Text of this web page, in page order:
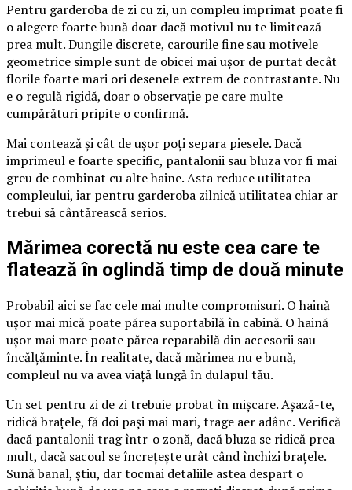
Pentru garderoba de zi cu zi, un compleu imprimat poate fi
o alegere foarte bună doar dacă motivul nu te limitează
prea mult. Dungile discrete, carourile fine sau motivele
geometrice simple sunt de obicei mai ușor de purtat decât
florile foarte mari ori desenele extrem de contrastante. Nu
e o regulă rigidă, doar o observație pe care multe
cumpărături pripite o confirmă.
Mai contează și cât de ușor poți separa piesele. Dacă
imprimeul e foarte specific, pantalonii sau bluza vor fi mai
greu de combinat cu alte haine. Asta reduce utilitatea
compleului, iar pentru garderoba zilnică utilitatea chiar ar
trebui să cântărească serios.
Mărimea corectă nu este cea care te
flatează în oglindă timp de două minute
Probabil aici se fac cele mai multe compromisuri. O haină
ușor mai mică poate părea suportabilă în cabină. O haină
ușor mai mare poate părea reparabilă din accesorii sau
încălțăminte. În realitate, dacă mărimea nu e bună,
compleul nu va avea viață lungă în dulapul tău.
Un set pentru zi de zi trebuie probat în mișcare. Așază-te,
ridică brațele, fă doi pași mai mari, trage aer adânc. Verifică
dacă pantalonii trag într-o zonă, dacă bluza se ridică prea
mult, dacă sacoul se încrețește urât când închizi brațele.
Sună banal, știu, dar tocmai detaliile astea despart o